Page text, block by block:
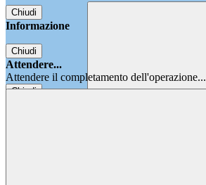
Chiudi
Informazione
Chiudi
Attendere...
Attendere il completamento dell'operazione...
Chiudi